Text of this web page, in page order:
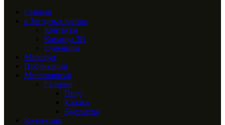
Главная
о Звездных вратах
Контакты
Команда ЗВ
Сувениры
Маршрут
Публикации
Мероприятия
Галерии
Грид
Кладка
Брусчатка
Коллекции